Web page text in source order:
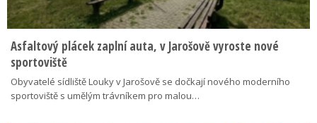
Asfaltový plácek zaplní auta, v Jarošově vyroste nové
sportoviště
Obyvatelé sídliště Louky v Jarošově se dočkají nového moderního
sportoviště s umělým trávníkem pro malou…